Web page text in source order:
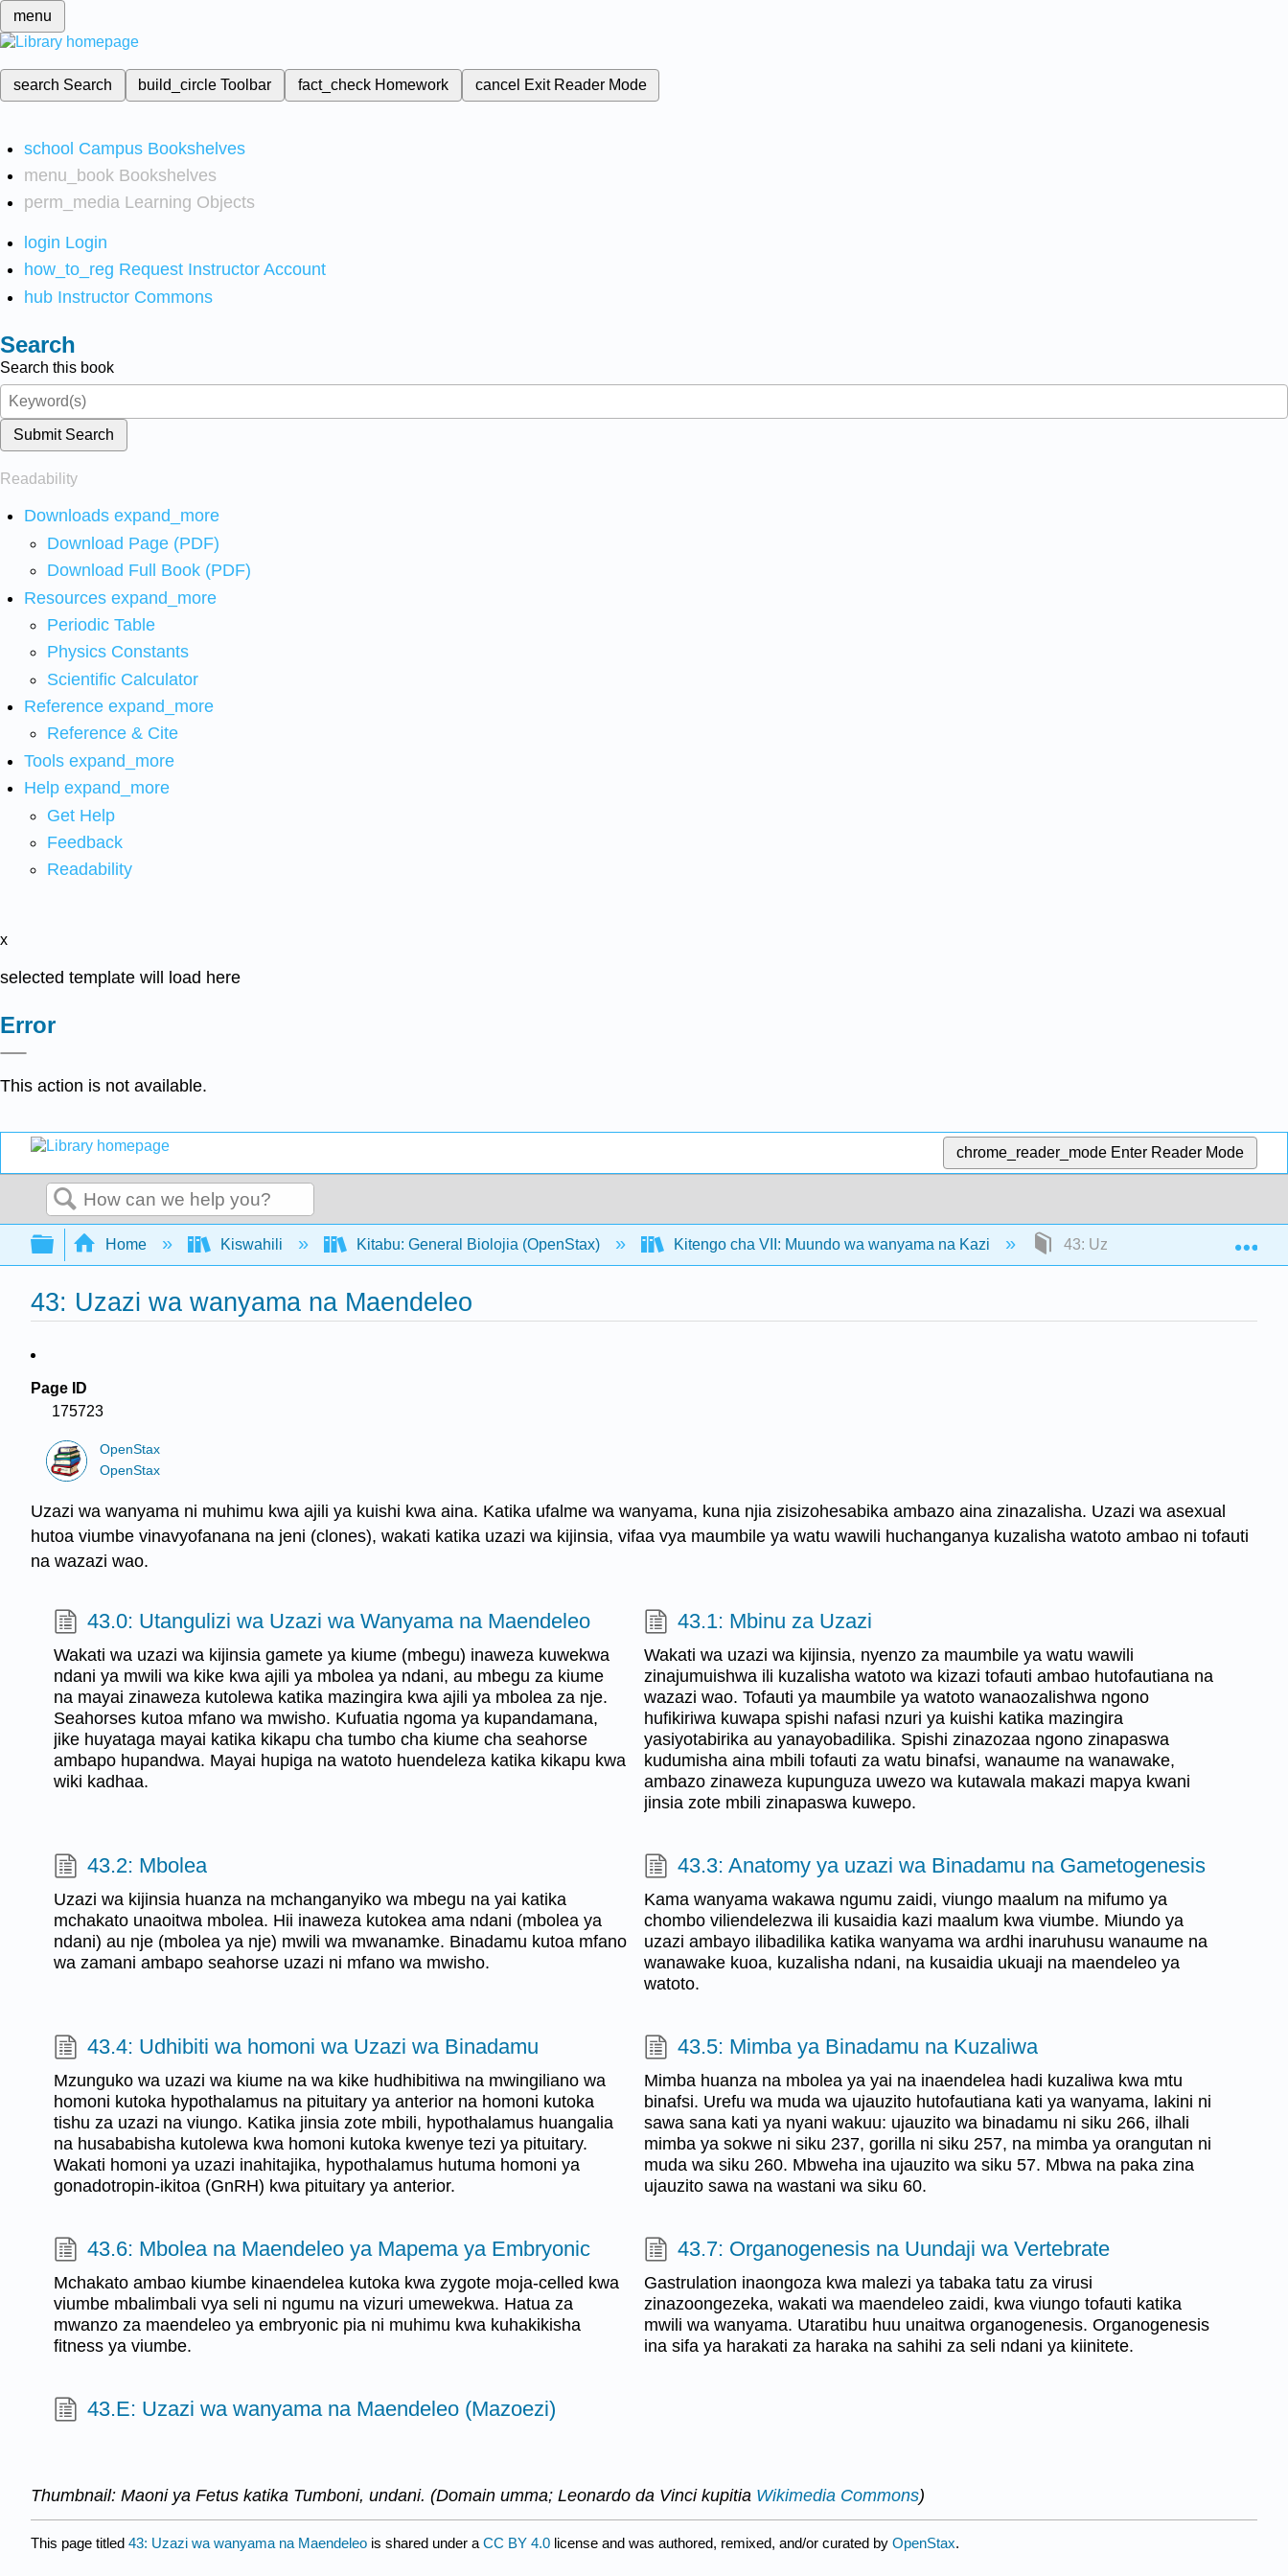
menu
search Search build_circleToolbar fact_check Homework cancel Exit Reader Mode
school Campus Bookshelves
menu_book Bookshelves
perm_media Learning Objects
login Login
how_to_reg Request Instructor Account
hub Instructor Commons
Search
Search this book
Submit Search
Readability
Downloads expand_more
Download Page (PDF)
Download Full Book (PDF)
Resources expand_more
Periodic Table
Physics Constants
Scientific Calculator
Reference expand_more
Reference & Cite
Tools expand_more
Help expand_more
Get Help
Feedback
Readability
x
selected template will load here
Error
This action is not available.
chrome_reader_mode Enter Reader Mode
Search
Expand/collapse global hierarchy
Home Kiswahili Kitabu: General Biolojia (OpenStax) Kitengo cha VII: Muundo wa wanyama na Kazi 43: Uzazi wa wanyama na
43: Uzazi wa wanyama na Maendeleo
Page ID
175723
OpenStax
OpenStax
Uzazi wa wanyama ni muhimu kwa ajili ya kuishi kwa aina. Katika ufalme wa wanyama, kuna njia zisizohesabika ambazo aina zinazalisha. Uzazi wa asexual
hutoa viumbe vinavyofanana na jeni (clones), wakati katika uzazi wa kijinsia, vifaa vya maumbile ya watu wawili huchanganya kuzalisha watoto ambao ni tofauti
na wazazi wao.
43.0: Utangulizi wa Uzazi wa Wanyama na Maendeleo
Wakati wa uzazi wa kijinsia gamete ya kiume (mbegu) inaweza kuwekwa
ndani ya mwili wa kike kwa ajili ya mbolea ya ndani, au mbegu za kiume
na mayai zinaweza kutolewa katika mazingira kwa ajili ya mbolea za nje.
Seahorses kutoa mfano wa mwisho. Kufuatia ngoma ya kupandamana,
jike huyataga mayai katika kikapu cha tumbo cha kiume cha seahorse
ambapo hupandwa. Mayai hupiga na watoto huendeleza katika kikapu kwa
wiki kadhaa.
43.1: Mbinu za Uzazi
Wakati wa uzazi wa kijinsia, nyenzo za maumbile ya watu wawili
zinajumuishwa ili kuzalisha watoto wa kizazi tofauti ambao hutofautiana na
wazazi wao. Tofauti ya maumbile ya watoto wanaozalishwa ngono
hufikiriwa kuwapa spishi nafasi nzuri ya kuishi katika mazingira
yasiyotabirika au yanayobadilika. Spishi zinazozaa ngono zinapaswa
kudumisha aina mbili tofauti za watu binafsi, wanaume na wanawake,
ambazo zinaweza kupunguza uwezo wa kutawala makazi mapya kwani
jinsia zote mbili zinapaswa kuwepo.
43.2: Mbolea
Uzazi wa kijinsia huanza na mchanganyiko wa mbegu na yai katika
mchakato unaoitwa mbolea. Hii inaweza kutokea ama ndani (mbolea ya
ndani) au nje (mbolea ya nje) mwili wa mwanamke. Binadamu kutoa mfano
wa zamani ambapo seahorse uzazi ni mfano wa mwisho.
43.3: Anatomy ya uzazi wa Binadamu na Gametogenesis
Kama wanyama wakawa ngumu zaidi, viungo maalum na mifumo ya
chombo viliendelezwa ili kusaidia kazi maalum kwa viumbe. Miundo ya
uzazi ambayo ilibadilika katika wanyama wa ardhi inaruhusu wanaume na
wanawake kuoa, kuzalisha ndani, na kusaidia ukuaji na maendeleo ya
watoto.
43.4: Udhibiti wa homoni wa Uzazi wa Binadamu
Mzunguko wa uzazi wa kiume na wa kike hudhibitiwa na mwingiliano wa
homoni kutoka hypothalamus na pituitary ya anterior na homoni kutoka
tishu za uzazi na viungo. Katika jinsia zote mbili, hypothalamus huangalia
na husababisha kutolewa kwa homoni kutoka kwenye tezi ya pituitary.
Wakati homoni ya uzazi inahitajika, hypothalamus hutuma homoni ya
gonadotropin-ikitoa (GnRH) kwa pituitary ya anterior.
43.5: Mimba ya Binadamu na Kuzaliwa
Mimba huanza na mbolea ya yai na inaendelea hadi kuzaliwa kwa mtu
binafsi. Urefu wa muda wa ujauzito hutofautiana kati ya wanyama, lakini ni
sawa sana kati ya nyani wakuu: ujauzito wa binadamu ni siku 266, ilhali
mimba ya sokwe ni siku 237, gorilla ni siku 257, na mimba ya orangutan ni
muda wa siku 260. Mbweha ina ujauzito wa siku 57. Mbwa na paka zina
ujauzito sawa na wastani wa siku 60.
43.6: Mbolea na Maendeleo ya Mapema ya Embryonic
Mchakato ambao kiumbe kinaendelea kutoka kwa zygote moja-celled kwa
viumbe mbalimbali vya seli ni ngumu na vizuri umewekwa. Hatua za
mwanzo za maendeleo ya embryonic pia ni muhimu kwa kuhakikisha
fitness ya viumbe.
43.7: Organogenesis na Uundaji wa Vertebrate
Gastrulation inaongoza kwa malezi ya tabaka tatu za virusi
zinazoongezeka, wakati wa maendeleo zaidi, kwa viungo tofauti katika
mwili wa wanyama. Utaratibu huu unaitwa organogenesis. Organogenesis
ina sifa ya harakati za haraka na sahihi za seli ndani ya kiinitete.
43.E: Uzazi wa wanyama na Maendeleo (Mazoezi)
Thumbnail: Maoni ya Fetus katika Tumboni, undani. (Domain umma; Leonardo da Vinci kupitia Wikimedia Commons)
This page titled 43: Uzazi wa wanyama na Maendeleo is shared under a CC BY 4.0 license and was authored, remixed, and/or curated by OpenStax.